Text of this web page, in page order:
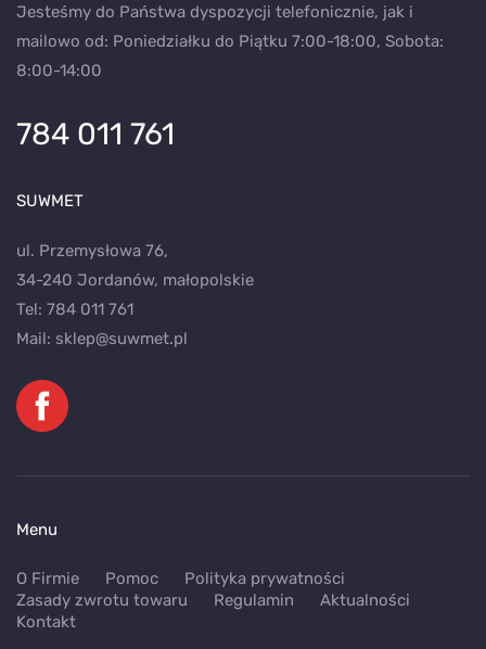
Jesteśmy do Państwa dyspozycji telefonicznie, jak i
mailowo od: Poniedziałku do Piątku 7:00-18:00, Sobota:
8:00-14:00
784 011 761
SUWMET
ul. Przemysłowa 76,
34-240 Jordanów, małopolskie
Tel: 784 011 761
Mail: sklep@suwmet.pl
Menu
O Firmie Pomoc
Polityka prywatności
Zasady zwrotu towaru
Regulamin
Aktualności
Kontakt